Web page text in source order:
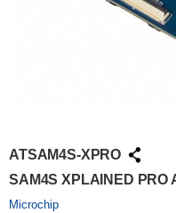
ATSAM4S-XPRO
SAM4S XPLAINED PRO
Microchip